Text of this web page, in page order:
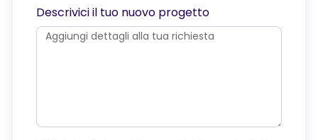
Descrivici il tuo nuovo progetto